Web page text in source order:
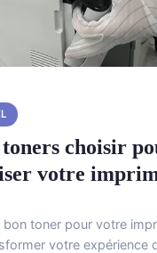
toners choisir
votre
bon toner pour votre
votre expérience